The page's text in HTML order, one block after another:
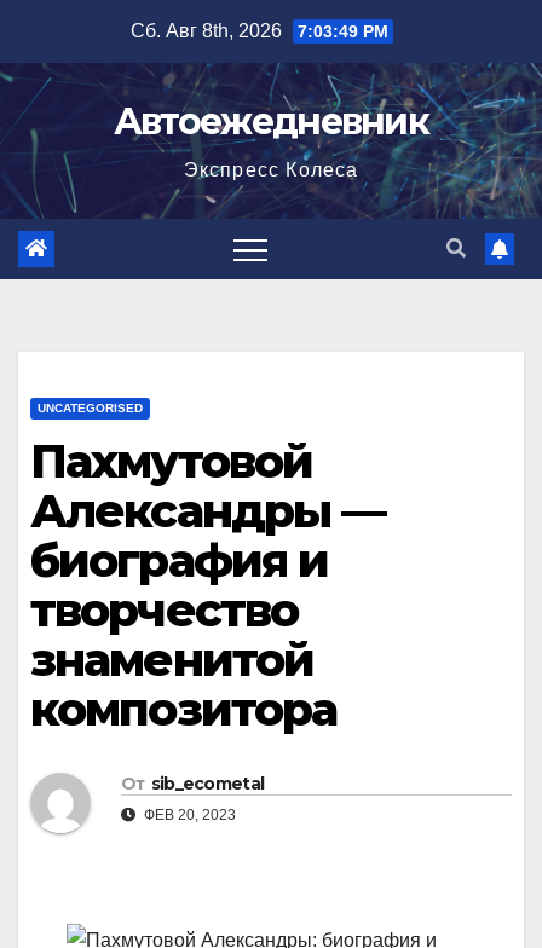
содержимому
Сб. Авг 8th, 2026 7:03:50 PM
Автоежедневник
Экспресс Колеса
UNCATEGORISED
Пахмутовой
Александры —
биография и
творчество
знаменитой
композитора
От sib_ecometal
ФЕВ 20, 2023